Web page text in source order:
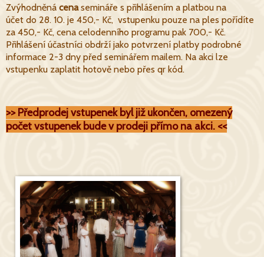
Zvýhodněná cenasemináře s přihlášením a platbou na
účet do 28. 10. je 450,- Kč, vstupenku pouze na ples pořídíte
za 450,- Kč, cena celodenního programu pak 700,- Kč.
Přihlášení účastníci obdrží jako potvrzení platby podrobné
informace 2-3 dny před seminářem mailem. Na akci lze
vstupenku zaplatit hotově nebo přes qr kód.
>> Předprodej vstupenek byl již ukončen, omezený
počet vstupenek bude v prodeji přímo na akci. <<